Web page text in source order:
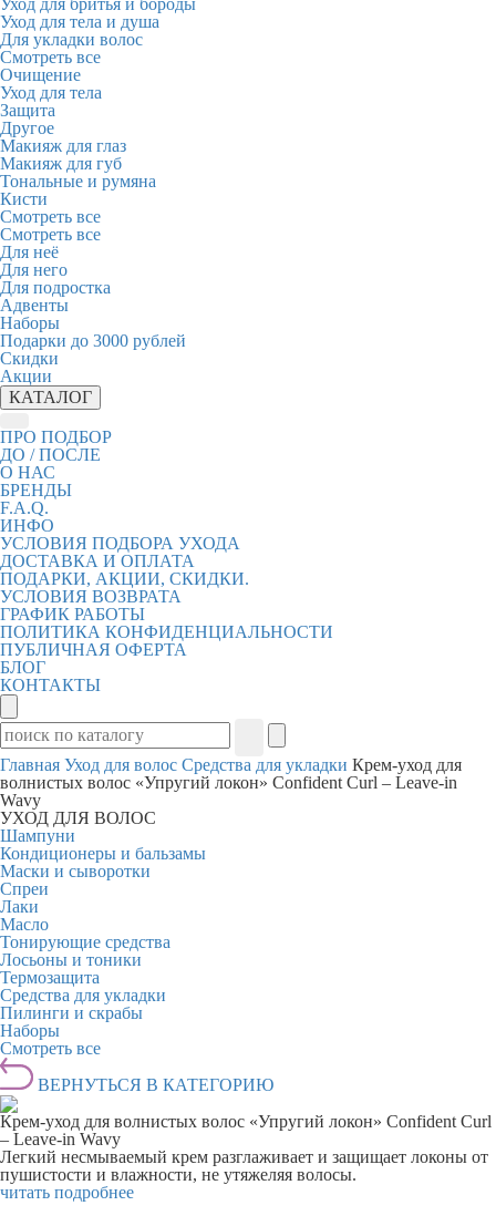
Уход для бритья и бороды
Уход для тела и душа
Для укладки волос
Смотреть все
Очищение
Уход для тела
Защита
Другое
Макияж для глаз
Макияж для губ
Тональные и румяна
Кисти
Смотреть все
Смотреть все
Для неё
Для него
Для подростка
Адвенты
Наборы
Подарки до 3000 рублей
Скидки
Акции
КАТАЛОГ
ПРО ПОДБОР
ДО / ПОСЛЕ
О НАС
БРЕНДЫ
F.A.Q.
ИНФО
УСЛОВИЯ ПОДБОРА УХОДА
ДОСТАВКА И ОПЛАТА
ПОДАРКИ, АКЦИИ, СКИДКИ.
УСЛОВИЯ ВОЗВРАТА
ГРАФИК РАБОТЫ
ПОЛИТИКА КОНФИДЕНЦИАЛЬНОСТИ
ПУБЛИЧНАЯ ОФЕРТА
БЛОГ
КОНТАКТЫ
Главная Уход для волос Средства для укладки Крем-уход для
волнистых волос «Упругий локон» Confident Curl – Leave-in
Wavy
УХОД ДЛЯ ВОЛОС
Шампуни
Кондиционеры и бальзамы
Маски и сыворотки
Спреи
Лаки
Масло
Тонирующие средства
Лосьоны и тоники
Термозащита
Средства для укладки
Пилинги и скрабы
Наборы
Смотреть все
ВЕРНУТЬСЯ В КАТЕГОРИЮ
Крем-уход для волнистых волос «Упругий локон» Confident Curl
– Leave-in Wavy
Легкий несмываемый крем разглаживает и защищает локоны от
пушистости и влажности, не утяжеляя волосы.
читать подробнее